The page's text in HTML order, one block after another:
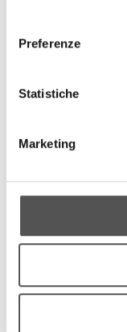
Preferenze
Statistiche
Marketing